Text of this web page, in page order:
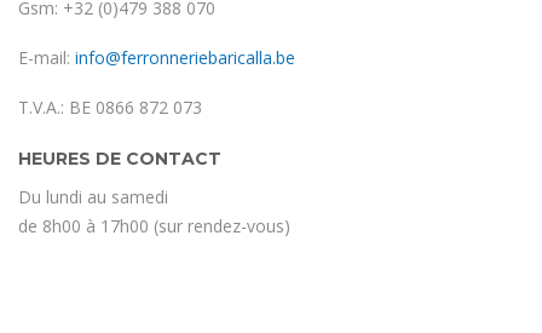
Gsm: +32 (0)479 388 070
E-mail: info@ferronneriebaricalla.be
T.V.A.: BE 0866 872 073
HEURES DE CONTACT
Du lundi au samedi
de 8h00 à 17h00 (sur rendez-vous)